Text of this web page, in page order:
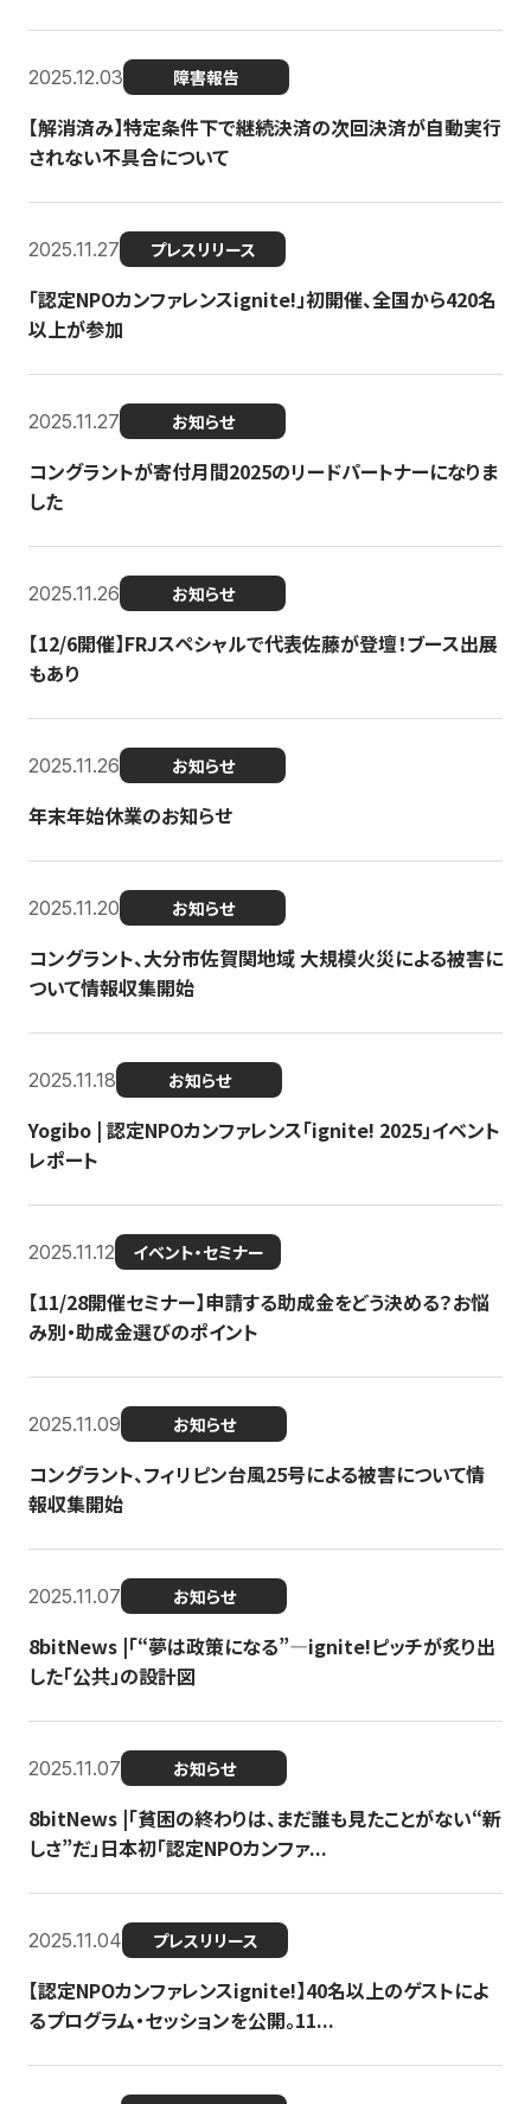
2025.12.03 障害報告
【解消済み】特定条件下で継続決済の次回決済が自動実行
されない不具合について
2025.11.27 プレスリリース
「認定NPOカンファレンスignite!」初開催、全国から420名
以上が参加
2025.11.27 お知らせ
コングラントが寄付月間2025のリードパートナーになりま
した
2025.11.26 お知らせ
【12/6開催】FRJスペシャルで代表佐藤が登壇！ブース出展
もあり
2025.11.26 お知らせ
年末年始休業のお知らせ
2025.11.20 お知らせ
コングラント、大分市佐賀関地域 大規模火災による被害に
ついて情報収集開始
2025.11.18 お知らせ
Yogibo | 認定NPOカンファレンス「ignite! 2025」イベント
レポート
2025.11.12 イベント・セミナー
【11/28開催セミナー】申請する助成金をどう決める？お悩
み別・助成金選びのポイント
2025.11.09 お知らせ
コングラント、フィリピン台風25号による被害について情
報収集開始
2025.11.07 お知らせ
8bitNews |「“夢は政策になる”—ignite!ピッチが炙り出
した「公共」の設計図
2025.11.07 お知らせ
8bitNews |「貧困の終わりは、まだ誰も見たことがない“新
しさ”だ」日本初「認定NPOカンファ...
2025.11.04 プレスリリース
【認定NPOカンファレンスignite!】40名以上のゲストによ
るプログラム・セッションを公開。11...